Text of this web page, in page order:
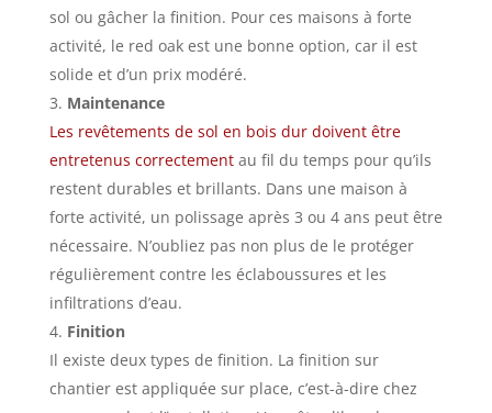
sol ou gâcher la finition. Pour ces maisons à forte
activité, le red oak est une bonne option, car il est
solide et d’un prix modéré.
Maintenance
Les revêtements de sol en bois dur doivent être
entretenus correctementau fil du temps pour qu’ils
restent durables et brillants. Dans une maison à
forte activité, un polissage après 3 ou 4 ans peut être
nécessaire. N’oubliez pas non plus de le protéger
régulièrement contre les éclaboussures et les
infiltrations d’eau.
Finition
Il existe deux types de finition. La finition sur
chantier est appliquée sur place, c’est-à-dire chez